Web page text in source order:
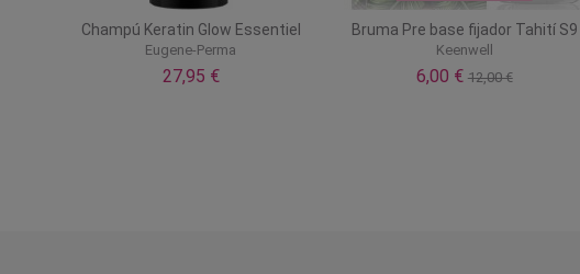
Champú Keratin Glow Essentiel
Eugene-Perma
27,95 €
Bruma Pre base fijador Tahití S9
Keenwell
6,00 € 12,00 €